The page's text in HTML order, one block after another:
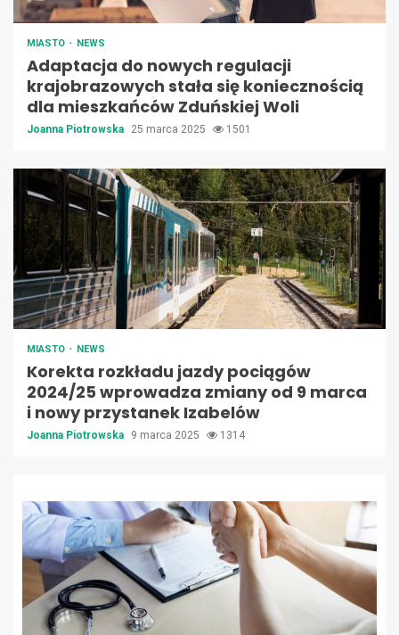
MIASTO NEWS
Adaptacja do nowych regulacji
krajobrazowych stała się koniecznością
dla mieszkańców Zduńskiej Woli
Joanna Piotrowska 25 marca 2025 1501
MIASTO NEWS
Korekta rozkładu jazdy pociągów
2024/25 wprowadza zmiany od 9 marca
i nowy przystanek Izabelów
Joanna Piotrowska 9 marca 2025 1314